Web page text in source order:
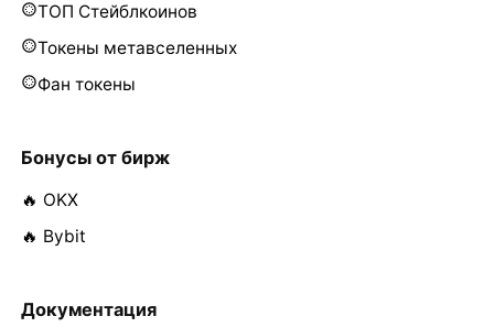
ТОП Стейблкоинов
Токены метавселенных
Фан токены
Бонусы от бирж
🔥 OKX
🔥 Bybit
Документация